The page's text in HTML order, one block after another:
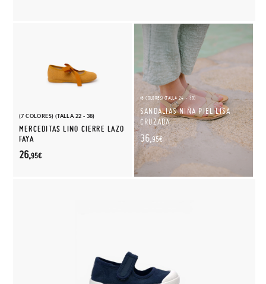
(7 COLORES) (TALLA 22 - 38)
MERCEDITAS LINO CIERRE LAZO
FAYA
26,95€
(6 COLORES) (TALLA 24 - 39)
SANDALIAS NIÑA PIEL LISA
CRUZADA
36, 95€